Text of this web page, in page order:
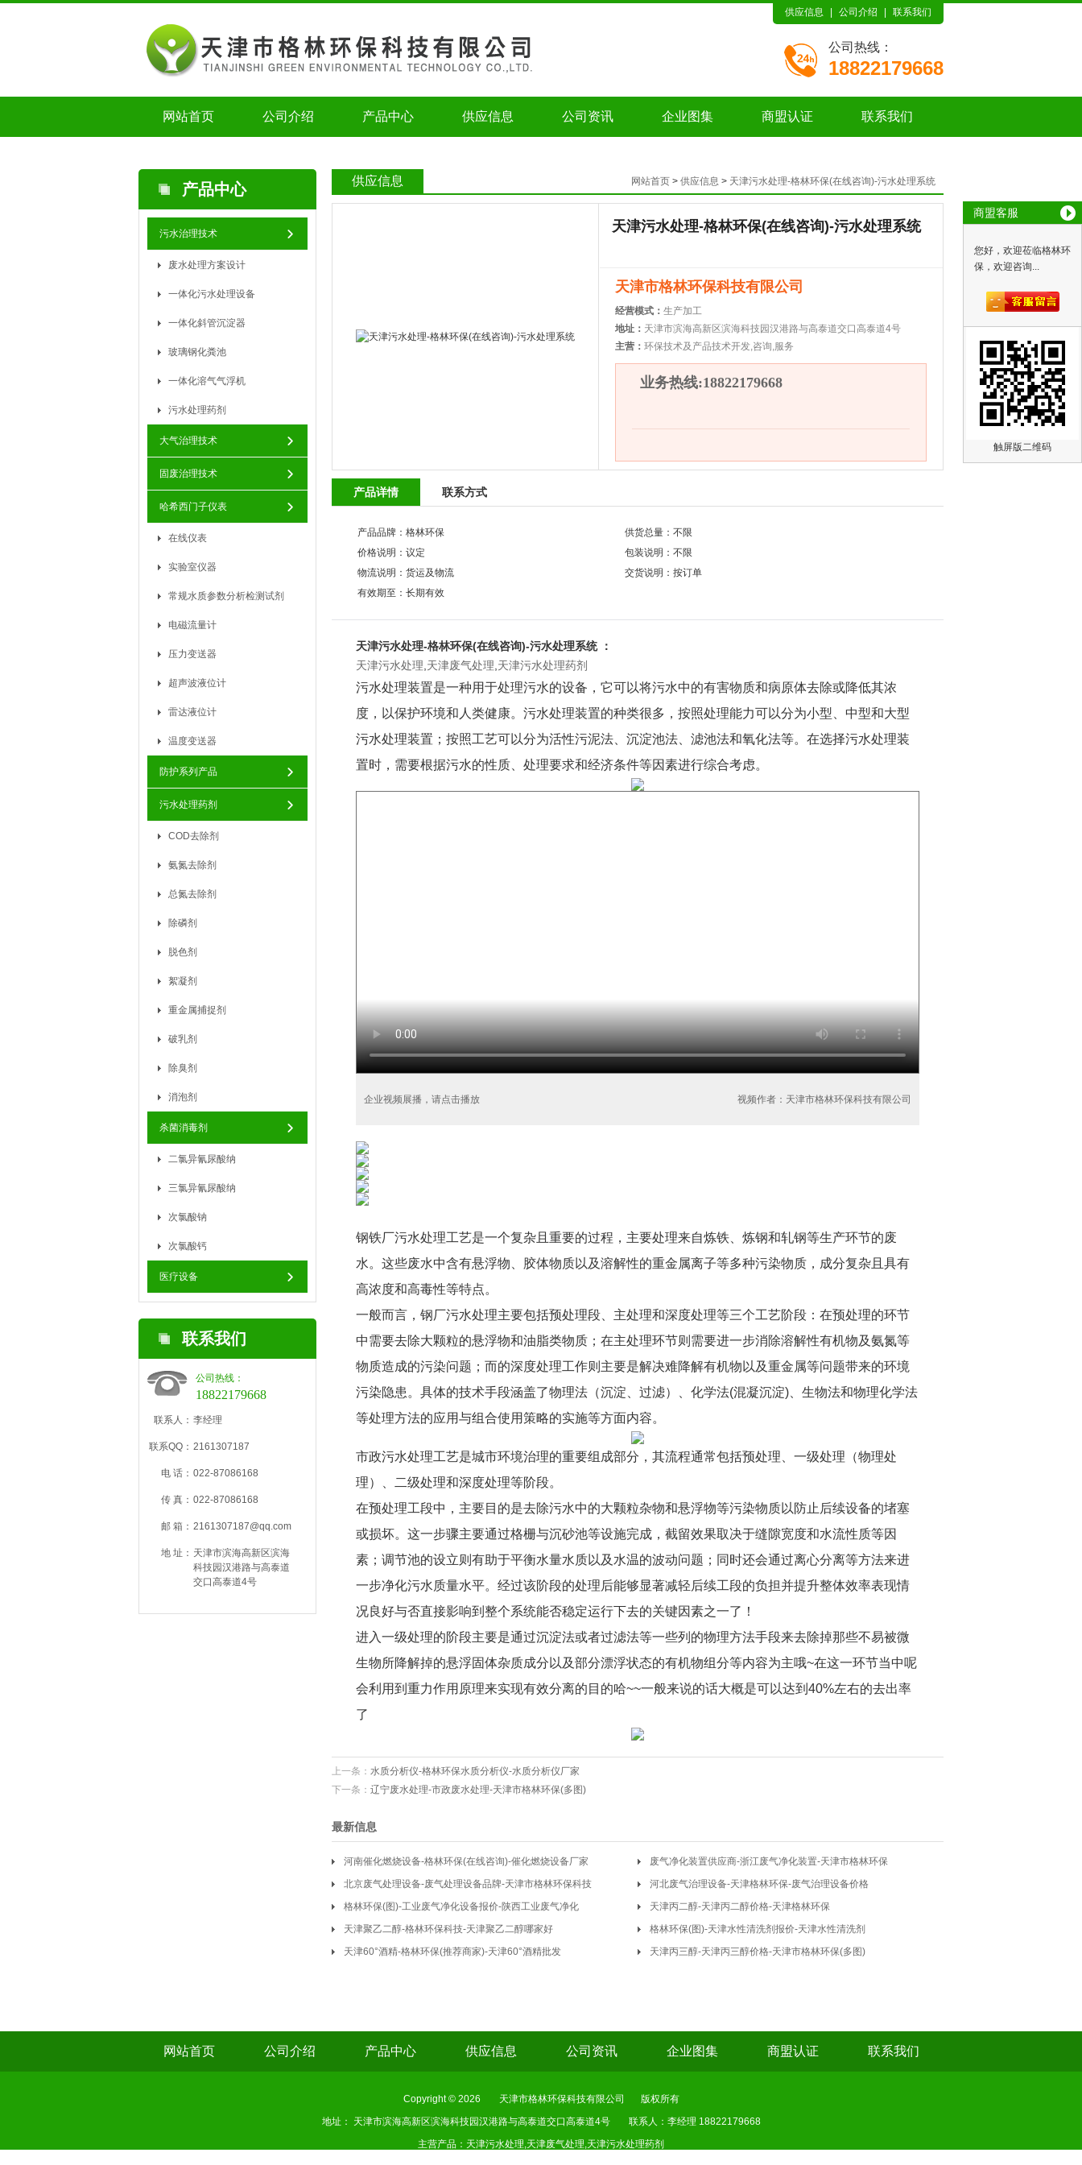
商盟客服
您好，欢迎莅临格林环
保，欢迎咨询...
触屏版二维码
供应信息 公司介绍 联系我们
公司热线：
18822179668
网站首页 公司介绍 产品中心 供应信息 公司资讯 企业图集 商盟认证 联系我们
产品中心
污水治理技术
废水处理方案设计
一体化污水处理设备
一体化斜管沉淀器
玻璃钢化粪池
一体化溶气气浮机
污水处理药剂
大气治理技术
固废治理技术
哈希西门子仪表
在线仪表
实验室仪器
常规水质参数分析检测试剂
电磁流量计
压力变送器
超声波液位计
雷达液位计
温度变送器
防护系列产品
污水处理药剂
COD去除剂
氨氮去除剂
总氮去除剂
除磷剂
脱色剂
絮凝剂
重金属捕捉剂
破乳剂
除臭剂
消泡剂
杀菌消毒剂
二氯异氰尿酸纳
三氯异氰尿酸纳
次氯酸钠
次氯酸钙
医疗设备
联系我们
公司热线：
18822179668
联系人： 李经理
联系QQ： 2161307187
电 话： 022-87086168
传 真： 022-87086168
邮 箱： 2161307187@qq.com
地 址： 天津市滨海高新区滨海
科技园汉港路与高泰道
交口高泰道4号
网站首页 > 供应信息 > 天津污水处理-格林环保(在线咨询)-污水处理系统
供应信息
天津污水处理-格林环保(在线咨询)-污水处理系统
天津市格林环保科技有限公司
经营模式： 生产加工
地址： 天津市滨海高新区滨海科技园汉港路与高泰道交口高泰道4号
主营： 环保技术及产品技术开发,咨询,服务
业务热线:18822179668
产品详情 联系方式
产品品牌：格林环保
供货总量：不限
价格说明：议定
包装说明：不限
物流说明：货运及物流
交货说明：按订单
有效期至：长期有效
天津污水处理-格林环保(在线咨询)-污水处理系统 ：
天津污水处理 天津废气处理 天津污水处理药剂
污水处理装置是一种用于处理污水的设备，它可以将污水中的有害物质和病原体去除或降低其浓
度，以保护环境和人类健康。污水处理装置的种类很多，按照处理能力可以分为小型、中型和大型
污水处理装置；按照工艺可以分为活性污泥法、沉淀池法、滤池法和氧化法等。在选择污水处理装
置时，需要根据污水的性质、处理要求和经济条件等因素进行综合考虑。
企业视频展播，请点击播放 视频作者：天津市格林环保科技有限公司
钢铁厂污水处理工艺是一个复杂且重要的过程，主要处理来自炼铁、炼钢和轧钢等生产环节的废
水。这些废水中含有悬浮物、胶体物质以及溶解性的重金属离子等多种污染物质，成分复杂且具有
高浓度和高毒性等特点。
一般而言，钢厂污水处理主要包括预处理段、主处理和深度处理等三个工艺阶段：在预处理的环节
中需要去除大颗粒的悬浮物和油脂类物质；在主处理环节则需要进一步消除溶解性有机物及氨氮等
物质造成的污染问题；而的深度处理工作则主要是解决难降解有机物以及重金属等问题带来的环境
污染隐患。具体的技术手段涵盖了物理法（沉淀、过滤）、化学法(混凝沉淀)、生物法和物理化学法
等处理方法的应用与组合使用策略的实施等方面内容。
市政污水处理工艺是城市环境治理的重要组成部分，其流程通常包括预处理、一级处理（物理处
理）、二级处理和深度处理等阶段。
在预处理工段中，主要目的是去除污水中的大颗粒杂物和悬浮物等污染物质以防止后续设备的堵塞
或损坏。这一步骤主要通过格栅与沉砂池等设施完成，截留效果取决于缝隙宽度和水流性质等因
素；调节池的设立则有助于平衡水量水质以及水温的波动问题；同时还会通过离心分离等方法来进
一步净化污水质量水平。经过该阶段的处理后能够显著减轻后续工段的负担并提升整体效率表现情
况良好与否直接影响到整个系统能否稳定运行下去的关键因素之一了！
进入一级处理的阶段主要是通过沉淀法或者过滤法等一些列的物理方法手段来去除掉那些不易被微
生物所降解掉的悬浮固体杂质成分以及部分漂浮状态的有机物组分等内容为主哦~在这一环节当中呢
会利用到重力作用原理来实现有效分离的目的哈~~一般来说的话大概是可以达到40%左右的去出率
了
上一条： 水质分析仪-格林环保水质分析仪-水质分析仪厂家
下一条： 辽宁废水处理-市政废水处理-天津市格林环保(多图)
最新信息
河南催化燃烧设备-格林环保(在线咨询)-催化燃烧设备厂家
废气净化装置供应商-浙江废气净化装置-天津市格林环保
北京废气处理设备-废气处理设备品牌-天津市格林环保科技
河北废气治理设备-天津格林环保-废气治理设备价格
格林环保(图)-工业废气净化设备报价-陕西工业废气净化
天津丙二醇-天津丙二醇价格-天津格林环保
天津聚乙二醇-格林环保科技-天津聚乙二醇哪家好
格林环保(图)-天津水性清洗剂报价-天津水性清洗剂
天津60°酒精-格林环保(推荐商家)-天津60°酒精批发
天津丙三醇-天津丙三醇价格-天津市格林环保(多图)
网站首页 公司介绍 产品中心 供应信息 公司资讯 企业图集 商盟认证 联系我们
Copyright © 2026 天津市格林环保科技有限公司
版权所有
地址： 天津市滨海高新区滨海科技园汉港路与高泰道交口高泰道4号
联系人：李经理 18822179668
主营产品：天津污水处理,天津废气处理,天津污水处理药剂